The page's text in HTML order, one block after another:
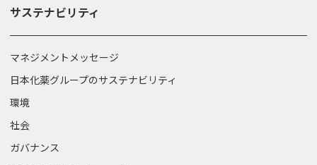
サステナビリティ
マネジメントメッセージ
日本化薬グループのサステナビリティ
環境
社会
ガバナンス